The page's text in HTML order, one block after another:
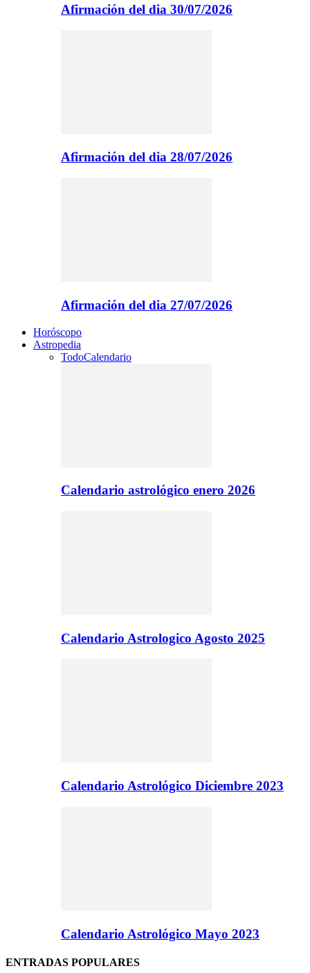
Afirmación del dia 30/07/2026
Afirmación del dia 28/07/2026
Afirmación del dia 27/07/2026
Horóscopo
Astropedia
TodoCalendario
Calendario astrológico enero 2026
Calendario Astrologico Agosto 2025
Calendario Astrológico Diciembre 2023
Calendario Astrológico Mayo 2023
ENTRADAS POPULARES